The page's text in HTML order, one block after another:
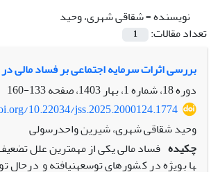
نویسنده =شقاقی شهری، وحید
تعداد مقالات:
1
بررسی اثرات سرمایه اجتماعی بر فساد مالی در
دوره 18، شماره 1، بهار 1403، صفحه
133-160
10.22034/jss.2025.2000124.1774
وحید شقاقی شهری، شیرین واحدرسولی
چکیده فساد مالی یکی از مهمترین علل
ها بویژه در کشورهای توسعه­نیافته و